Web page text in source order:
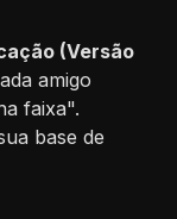
(Versão
amigo
faixa".
base de